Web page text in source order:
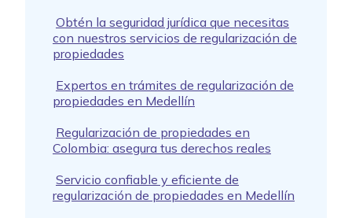
Obtén la seguridad jurídica que necesitas
con nuestros servicios de regularización de
propiedades
Expertos en trámites de regularización de
propiedades en Medellín
Regularización de propiedades en
Colombia: asegura tus derechos reales
Servicio confiable y eficiente de
regularización de propiedades en Medellín